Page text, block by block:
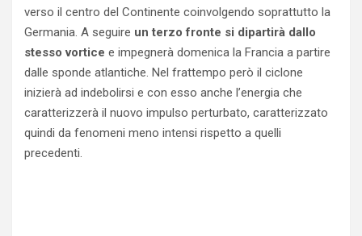
verso il centro del Continente coinvolgendo soprattutto la
Germania. A seguire un terzo fronte si dipartirà dallo
stesso vortice e impegnerà domenica la Francia a partire
dalle sponde atlantiche. Nel frattempo però il ciclone
inizierà ad indebolirsi e con esso anche l’energia che
caratterizzerà il nuovo impulso perturbato, caratterizzato
quindi da fenomeni meno intensi rispetto a quelli
precedenti.